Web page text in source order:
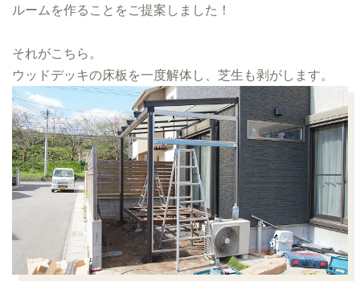
ルームを作ることをご提案しました！
それがこちら。
ウッドデッキの床板を一度解体し、芝生も剥がします。